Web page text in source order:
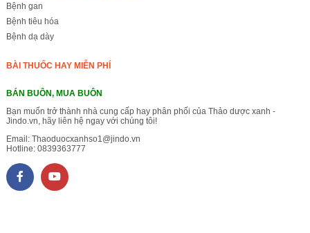
Bệnh gan
Bệnh tiêu hóa
Bệnh dạ dày
BÀI THUỐC HAY MIỄN PHÍ
BÁN BUÔN, MUA BUÔN
Bạn muốn trở thành nhà cung cấp hay phân phối của Thảo dược xanh -
Jindo.vn, hãy liên hệ ngay với chúng tôi!
Email: Thaoduocxanhso1@jindo.vn
Hotline: 0839363777